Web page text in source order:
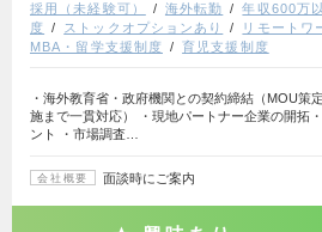
採用（未経験可）
海外転勤 年収600万
度
ストックオプションあり リモートワ
MBA・留学支援制度
育児支援制度
・海外教育省・政府機関との契約締結（MOU策
施まで一貫対応） ・現地パートナー企業の開拓
ント ・市場調査…
会社概要 面談時にご案内